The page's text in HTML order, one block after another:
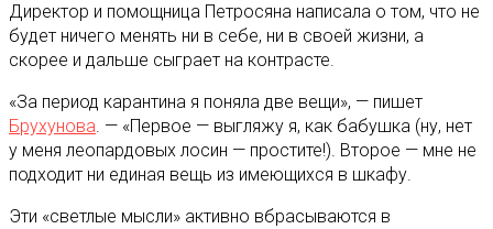
Директор и помощница Петросяна написала о том, что не
будет ничего менять ни в себе, ни в своей жизни, а
скорее и дальше сыграет на контрасте.
«За период карантина я поняла две вещи», — пишет
Брухунова. — «Первое — выгляжу я, как бабушка (ну, нет
у меня леопардовых лосин — простите!). Второе — мне не
подходит ни единая вещь из имеющихся в шкафу.
Эти «светлые мысли» активно вбрасываются в